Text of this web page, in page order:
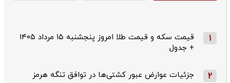
1
قیمت سکه و قیمت طلا امروز پنجشنبه ۱۵ مرداد ۱۴۰۵
+ جدول
2 جزئیات عوارض عبور کشتی‌ها در توافق تنگه هرمز